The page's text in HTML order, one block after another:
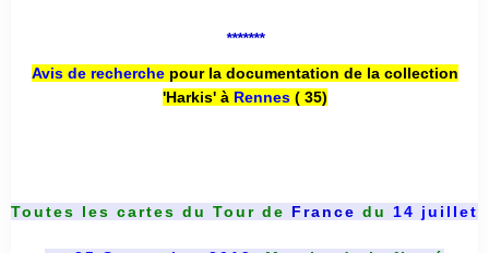
*******
Avis de recherche pour la documentation de la collection
'Harkis' à Rennes( 35)
Toutes les cartes du Tour de France du 14 juillet